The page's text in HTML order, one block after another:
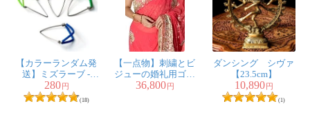
【カラーランダム発
送】ミズラーブ -
Mizrab【シタール用
のピック】
280円
(18)
【一点物】刺繍とビ
ジューの婚礼用ゴー
ジャス ジョーゼット
36,800円
ダンシング シヴァ
【23.5cm】
10,890円
(1)